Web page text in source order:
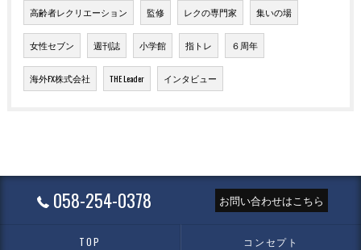
高齢者レクリエーション 監修 レクの専門家 集いの場
女性セブン 週刊誌 小学館 指トレ ６周年
海外FX株式会社 THE Leader インタビュー
058-254-0378 お問い合わせはこちら
TOP コンセプト